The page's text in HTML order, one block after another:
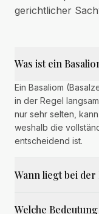
gerichtlicher
Was ist ein
Ein Basaliom
in der Regel
nur sehr selten,
weshalb die
entscheidend ist.
Wann liegt bei
Welche